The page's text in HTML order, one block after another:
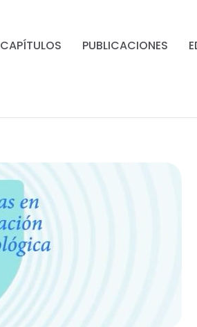
CAPÍTULOS PUBLICACIONES